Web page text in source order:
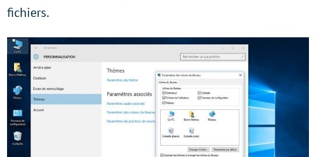
fichiers.